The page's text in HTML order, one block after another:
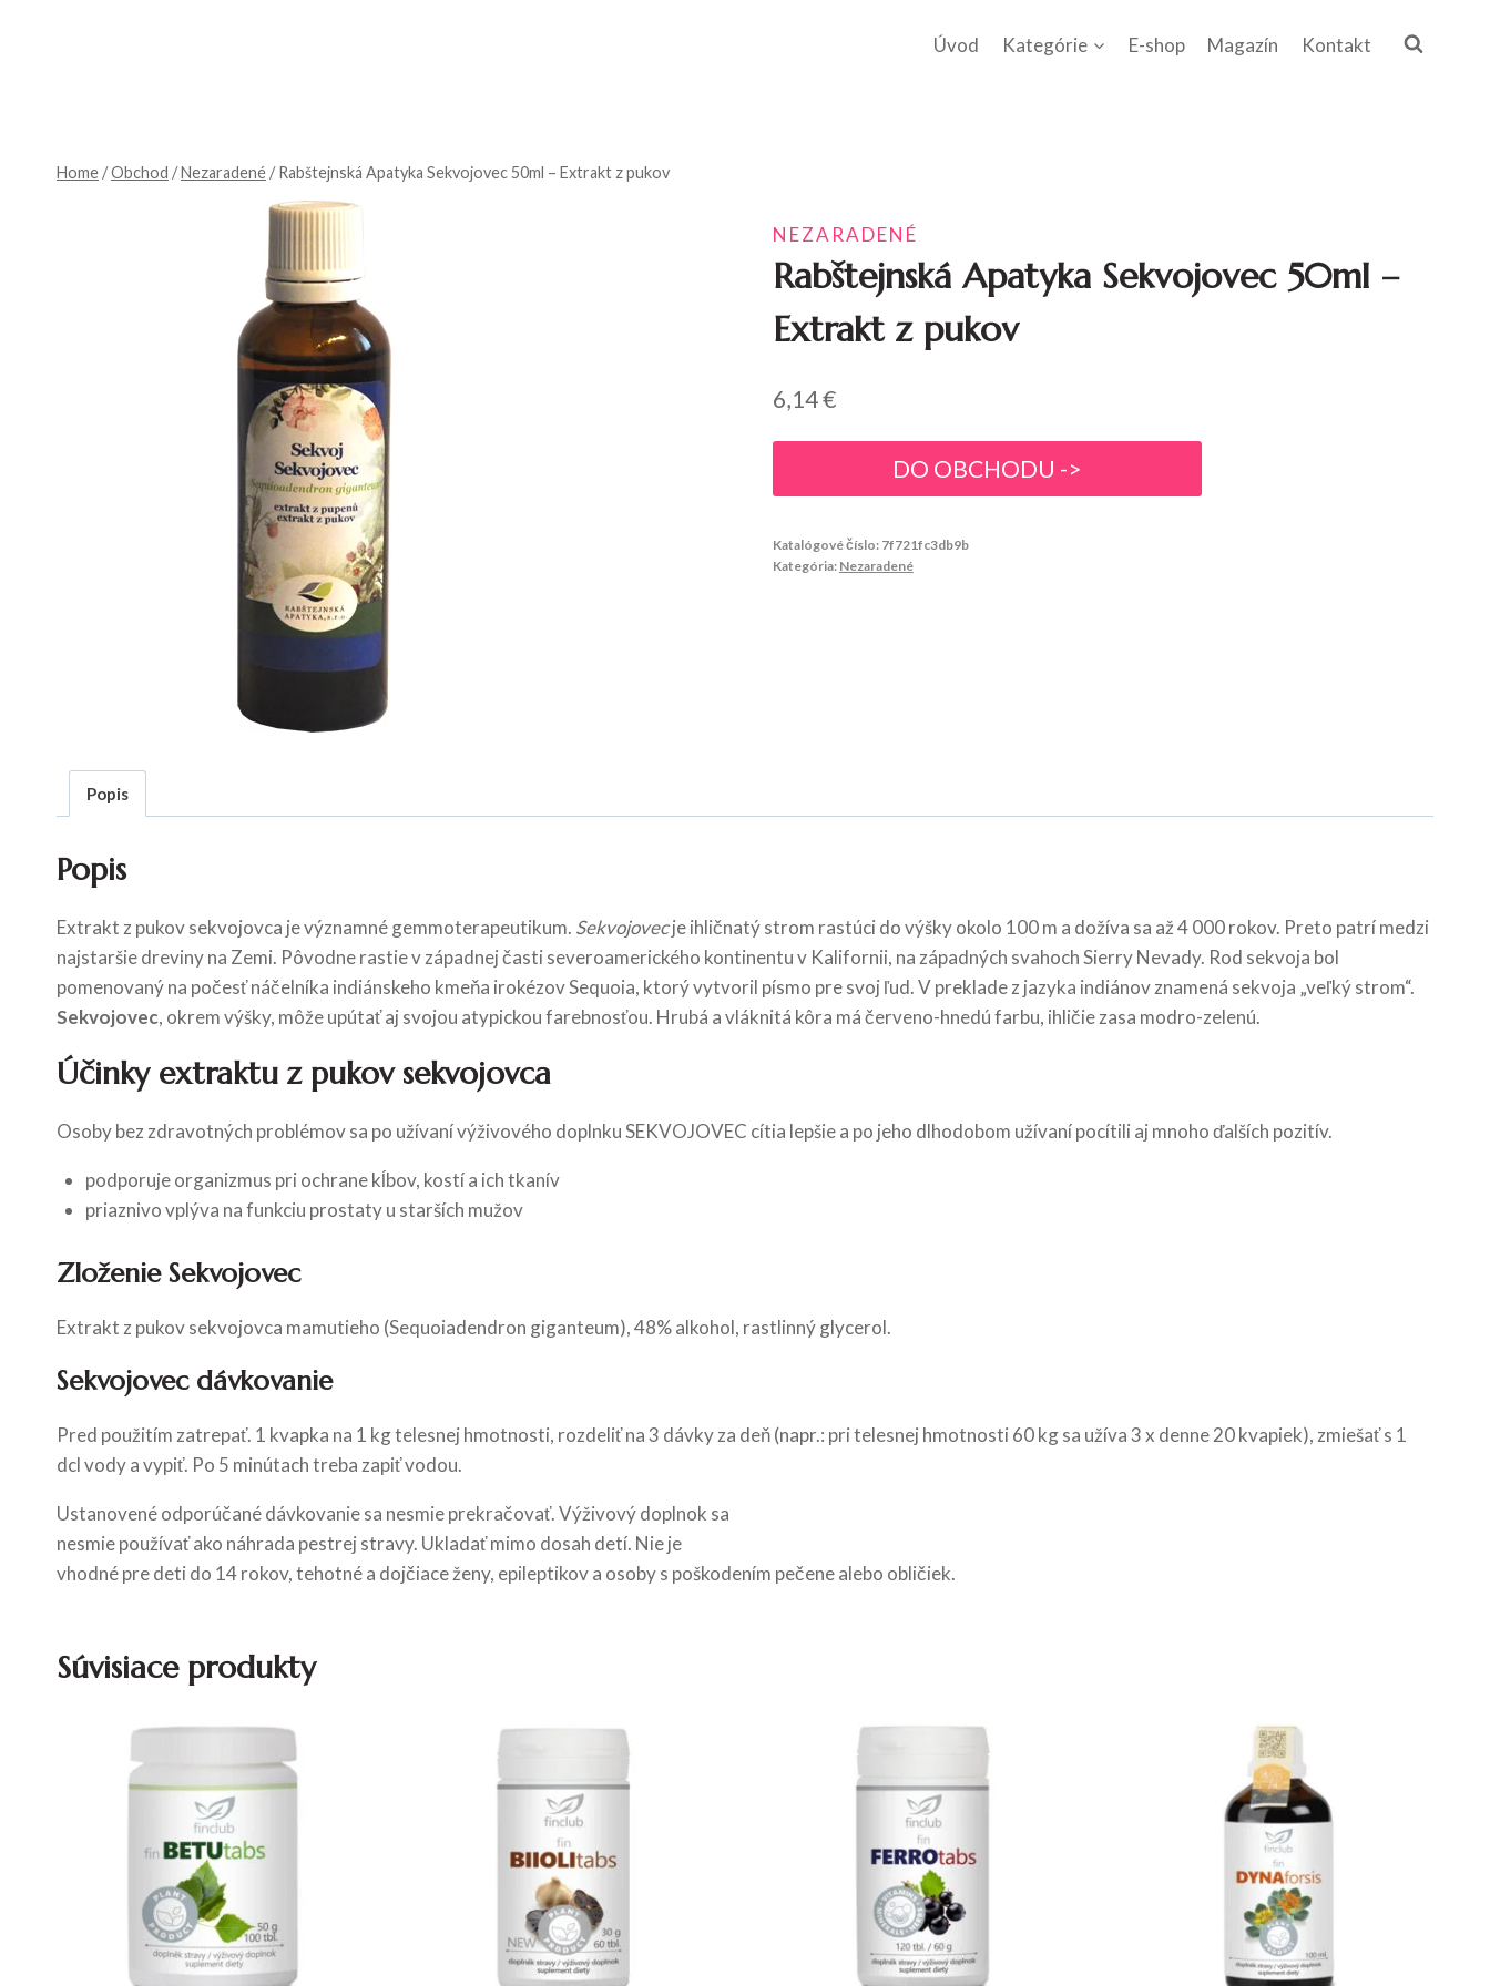
Úvod Kategórie E-shop Magazín Kontakt
Home /Obchod /Nezaradené / Rabštejnská Apatyka Sekvojovec 50ml – Extrakt z pukov
NEZARADENÉ
Rabštejnská Apatyka Sekvojovec 50ml –
Extrakt z pukov
6,14€
DO OBCHODU ->
Katalógové číslo: 7f721fc3db9b
Kategória: Nezaradené
Popis
Popis
Extrakt z pukov sekvojovca je významné gemmoterapeutikum. Sekvojovecje ihličnatý strom rastúci do výšky okolo 100 m a dožíva sa až 4 000 rokov. Preto patrí medzi
najstaršie dreviny na Zemi. Pôvodne rastie v západnej časti severoamerického kontinentu v Kalifornii, na západných svahoch Sierry Nevady. Rod sekvoja bol
pomenovaný na počesť náčelníka indiánskeho kmeňa irokézov Sequoia, ktorý vytvoril písmo pre svoj ľud. V preklade z jazyka indiánov znamená sekvoja „veľký strom“.
Sekvojovec, okrem výšky, môže upútať aj svojou atypickou farebnosťou. Hrubá a vláknitá kôra má červeno-hnedú farbu, ihličie zasa modro-zelenú.
Účinky extraktu z pukov sekvojovca
Osoby bez zdravotných problémov sa po užívaní výživového doplnku SEKVOJOVEC cítia lepšie a po jeho dlhodobom užívaní pocítili aj mnoho ďalších pozitív.
podporuje organizmus pri ochrane kĺbov, kostí a ich tkanív
priaznivo vplýva na funkciu prostaty u starších mužov
Zloženie Sekvojovec
Extrakt z pukov sekvojovca mamutieho (Sequoiadendron giganteum), 48% alkohol, rastlinný glycerol.
Sekvojovec dávkovanie
Pred použitím zatrepať. 1 kvapka na 1 kg telesnej hmotnosti, rozdeliť na 3 dávky za deň (napr.: pri telesnej hmotnosti 60 kg sa užíva 3 x denne 20 kvapiek), zmiešať s 1
dcl vody a vypiť. Po 5 minútach treba zapiť vodou.
Ustanovené odporúčané dávkovanie sa nesmie prekračovať. Výživový doplnok sa
nesmie používať ako náhrada pestrej stravy. Ukladať mimo dosah detí. Nie je
vhodné pre deti do 14 rokov, tehotné a dojčiace ženy, epileptikov a osoby s poškodením pečene alebo obličiek.
Súvisiace produkty